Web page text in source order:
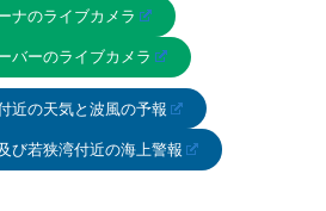
ナのライブカメラ
バーのライブカメラ
近の天気と波風の予報
び若狭湾付近の海上警報